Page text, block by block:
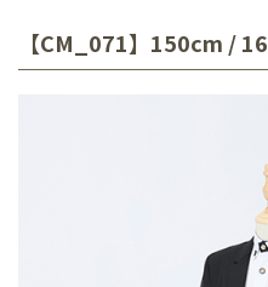
【CM_071】150cm /